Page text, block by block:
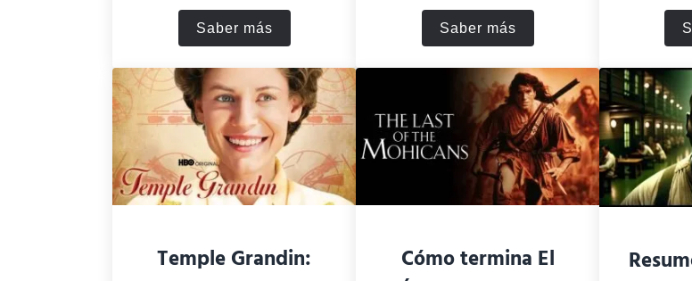
Saber másResumen de la película “Adú”Saber másMás allá de la esperanza:
Temple Grandin:
Cómo termina El